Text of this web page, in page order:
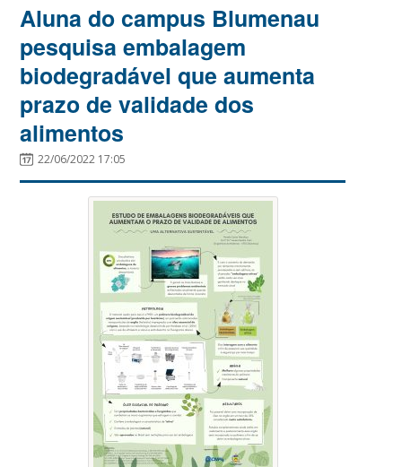
Aluna do campus Blumenau
pesquisa embalagem
biodegradável que aumenta
prazo de validade dos
alimentos
22/06/2022 17:05